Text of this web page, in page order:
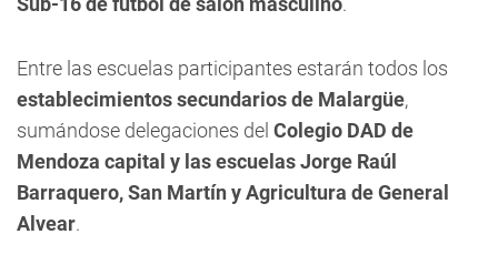
Entre las escuelas participantes estarán todos los
establecimientos secundarios de Malargüe,
sumándose delegaciones del Colegio DAD de
Mendoza capital y las escuelas Jorge Raúl
Barraquero, San Martín y Agricultura de General
Alvear.